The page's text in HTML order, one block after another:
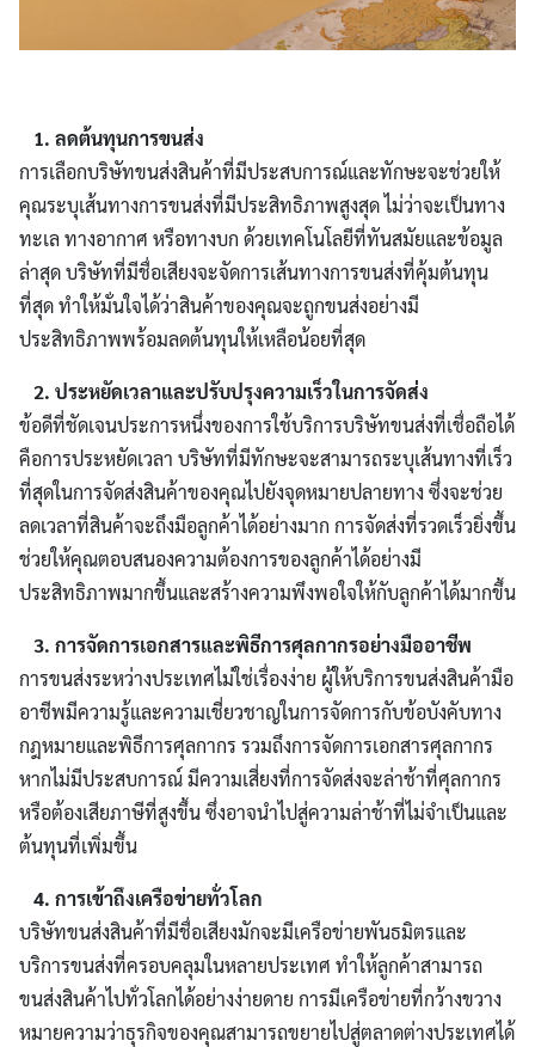
1. ลดต้นทุนการขนส่ง
การเลือกบริษัทขนส่งสินค้าที่มีประสบการณ์และทักษะจะช่วยให้
คุณระบุเส้นทางการขนส่งที่มีประสิทธิภาพสูงสุด ไม่ว่าจะเป็นทาง
ทะเล ทางอากาศ หรือทางบก ด้วยเทคโนโลยีที่ทันสมัยและข้อมูล
ล่าสุด บริษัทที่มีชื่อเสียงจะจัดการเส้นทางการขนส่งที่คุ้มต้นทุน
ที่สุด ทำให้มั่นใจได้ว่าสินค้าของคุณจะถูกขนส่งอย่างมี
ประสิทธิภาพพร้อมลดต้นทุนให้เหลือน้อยที่สุด
2. ประหยัดเวลาและปรับปรุงความเร็วในการจัดส่ง
ข้อดีที่ชัดเจนประการหนึ่งของการใช้บริการบริษัทขนส่งที่เชื่อถือได้
คือการประหยัดเวลา บริษัทที่มีทักษะจะสามารถระบุเส้นทางที่เร็ว
ที่สุดในการจัดส่งสินค้าของคุณไปยังจุดหมายปลายทาง ซึ่งจะช่วย
ลดเวลาที่สินค้าจะถึงมือลูกค้าได้อย่างมาก การจัดส่งที่รวดเร็วยิ่งขึ้น
ช่วยให้คุณตอบสนองความต้องการของลูกค้าได้อย่างมี
ประสิทธิภาพมากขึ้นและสร้างความพึงพอใจให้กับลูกค้าได้มากขึ้น
3. การจัดการเอกสารและพิธีการศุลกากรอย่างมืออาชีพ
การขนส่งระหว่างประเทศไม่ใช่เรื่องง่าย ผู้ให้บริการขนส่งสินค้ามือ
อาชีพมีความรู้และความเชี่ยวชาญในการจัดการกับข้อบังคับทาง
กฎหมายและพิธีการศุลกากร รวมถึงการจัดการเอกสารศุลกากร
หากไม่มีประสบการณ์ มีความเสี่ยงที่การจัดส่งจะล่าช้าที่ศุลกากร
หรือต้องเสียภาษีที่สูงขึ้น ซึ่งอาจนำไปสู่ความล่าช้าที่ไม่จำเป็นและ
ต้นทุนที่เพิ่มขึ้น
4. การเข้าถึงเครือข่ายทั่วโลก
บริษัทขนส่งสินค้าที่มีชื่อเสียงมักจะมีเครือข่ายพันธมิตรและ
บริการขนส่งที่ครอบคลุมในหลายประเทศ ทำให้ลูกค้าสามารถ
ขนส่งสินค้าไปทั่วโลกได้อย่างง่ายดาย การมีเครือข่ายที่กว้างขวาง
หมายความว่าธุรกิจของคุณสามารถขยายไปสู่ตลาดต่างประเทศได้